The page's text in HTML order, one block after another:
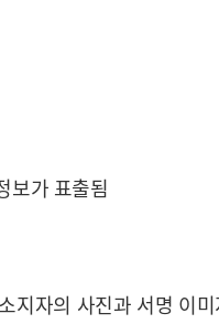
보가 표출됨
소지자의 사진과 서명 이